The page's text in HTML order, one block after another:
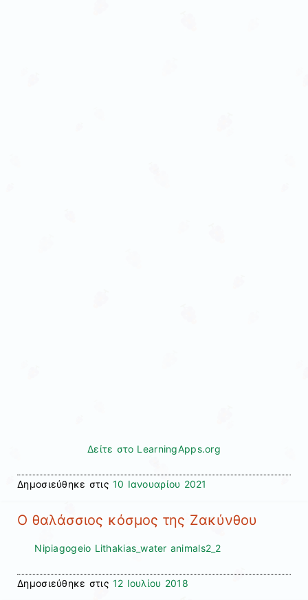
Δείτε στο LearningApps.org
Δημοσιεύθηκε στις 10 Ιανουαρίου 2021
O θαλάσσιος κόσμος της Ζακύνθου
Nipiagogeio Lithakias_water animals2_2
Δημοσιεύθηκε στις 12 Ιουλίου 2018